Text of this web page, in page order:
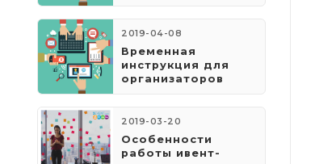
2019-04-08
​Временная
инструкция для
организаторов
2019-03-20
Особенности
работы ивент-